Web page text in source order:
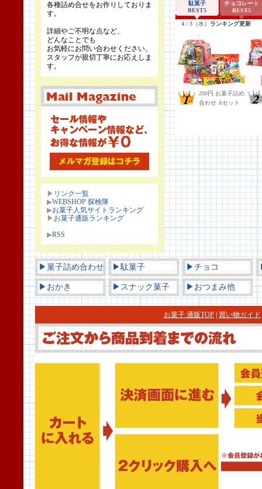
各種詰め合せをお作りしておりま
す。
詳細やご不明な点など、
どんなことでも
お気軽にお問い合わせください。
スタッフが親切丁寧にお応えしま
す。
▶ リンク一覧
▶WEBSHOP 探検隊
▶お菓子人気サイトランキング
▶ お菓子通販ランキング
▶RSS
▶菓子詰め合わせ ▶駄菓子 ▶チョコ
▶おかき ▶スナック菓子 ▶おつまみ他
お菓子 通販TOP 買い物ガイド